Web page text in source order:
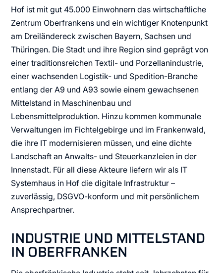
Hof ist mit gut 45.000 Einwohnern das wirtschaftliche
Zentrum Oberfrankens und ein wichtiger Knotenpunkt
am Dreiländereck zwischen Bayern, Sachsen und
Thüringen. Die Stadt und ihre Region sind geprägt von
einer traditionsreichen Textil- und Porzellanindustrie,
einer wachsenden Logistik- und Spedition-Branche
entlang der A9 und A93 sowie einem gewachsenen
Mittelstand in Maschinenbau und
Lebensmittelproduktion. Hinzu kommen kommunale
Verwaltungen im Fichtelgebirge und im Frankenwald,
die ihre IT modernisieren müssen, und eine dichte
Landschaft an Anwalts- und Steuerkanzleien in der
Innenstadt. Für all diese Akteure liefern wir als IT
Systemhaus in Hof die digitale Infrastruktur –
zuverlässig, DSGVO-konform und mit persönlichem
Ansprechpartner.
INDUSTRIE UND MITTELSTAND
IN OBERFRANKEN